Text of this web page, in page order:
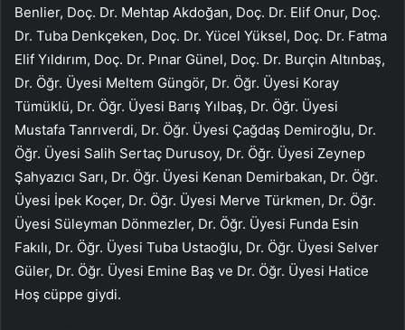
Benlier, Doç. Dr. Mehtap Akdoğan, Doç. Dr. Elif Onur, Doç.
Dr. Tuba Denkçeken, Doç. Dr. Yücel Yüksel, Doç. Dr. Fatma
Elif Yıldırım, Doç. Dr. Pınar Günel, Doç. Dr. Burçin Altınbaş,
Dr. Öğr. Üyesi Meltem Güngör, Dr. Öğr. Üyesi Koray
Tümüklü, Dr. Öğr. Üyesi Barış Yılbaş, Dr. Öğr. Üyesi
Mustafa Tanrıverdi, Dr. Öğr. Üyesi Çağdaş Demiroğlu, Dr.
Öğr. Üyesi Salih Sertaç Durusoy, Dr. Öğr. Üyesi Zeynep
Şahyazıcı Sarı, Dr. Öğr. Üyesi Kenan Demirbakan, Dr. Öğr.
Üyesi İpek Koçer, Dr. Öğr. Üyesi Merve Türkmen, Dr. Öğr.
Üyesi Süleyman Dönmezler, Dr. Öğr. Üyesi Funda Esin
Fakılı, Dr. Öğr. Üyesi Tuba Ustaoğlu, Dr. Öğr. Üyesi Selver
Güler, Dr. Öğr. Üyesi Emine Baş ve Dr. Öğr. Üyesi Hatice
Hoş cüppe giydi.